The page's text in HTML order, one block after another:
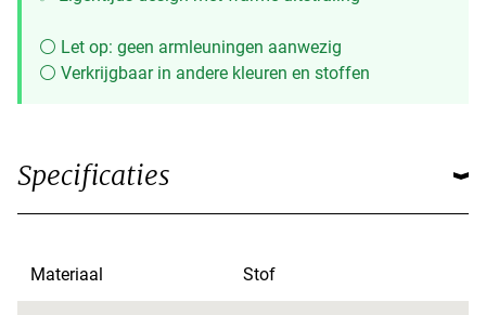
⚪ Let op: geen armleuningen aanwezig
⚪ Verkrijgbaar in andere kleuren en stoffen
Specificaties
Materiaal Stof